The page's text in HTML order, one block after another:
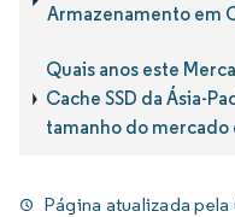
Armazenamento em
Quais anos este
Cache SSD da Ásia-
tamanho do mercado
Página atualizada pela